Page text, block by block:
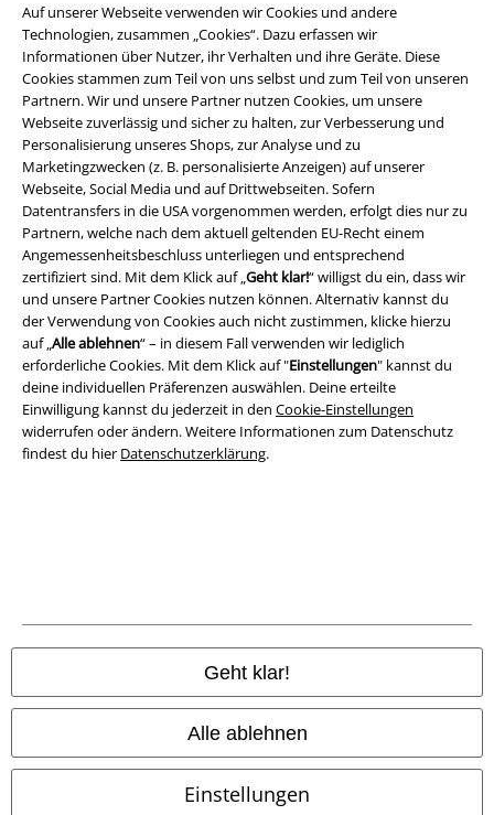
Auf unserer Webseite verwenden wir Cookies und andere
Technologien, zusammen „Cookies“. Dazu erfassen wir
Informationen über Nutzer, ihr Verhalten und ihre Geräte. Diese
Cookies stammen zum Teil von uns selbst und zum Teil von unseren
Partnern. Wir und unsere Partner nutzen Cookies, um unsere
Webseite zuverlässig und sicher zu halten, zur Verbesserung und
Personalisierung unseres Shops, zur Analyse und zu
Marketingzwecken (z. B. personalisierte Anzeigen) auf unserer
Webseite, Social Media und auf Drittwebseiten. Sofern
Datentransfers in die USA vorgenommen werden, erfolgt dies nur zu
Partnern, welche nach dem aktuell geltenden EU-Recht einem
Angemessenheitsbeschluss unterliegen und entsprechend
zertifiziert sind. Mit dem Klick auf „ Geht klar!“ willigst du ein, dass wir
und unsere Partner Cookies nutzen können. Alternativ kannst du
der Verwendung von Cookies auch nicht zustimmen, klicke hierzu
auf „ Alle ablehnen“ – in diesem Fall verwenden wir lediglich
erforderliche Cookies. Mit dem Klick auf "Einstellungen" kannst du
deine individuellen Präferenzen auswählen. Deine erteilte
Einwilligung kannst du jederzeit in den Cookie-Einstellungen
widerrufen oder ändern. Weitere Informationen zum Datenschutz
findest du hier Datenschutzerklärung.
Geht klar!
Alle ablehnen
Einstellungen
Rechtliches
AGB
Impressum
Datenschutz
Alle Preise inkl. gesetzlicher Mehrwertsteuer, zzgl.
© 1986-2026 E.M.P. Merchandising HGmbH